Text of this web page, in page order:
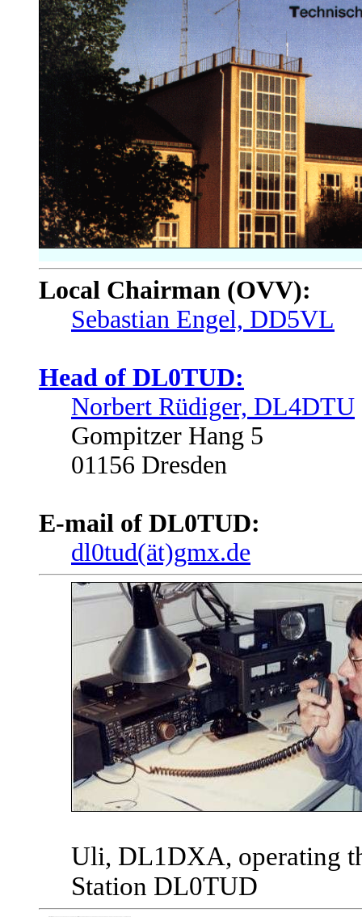
Local Chairman (OVV):
Sebastian Engel, DD5VL
Head of DL0TUD:
Norbert Rüdiger, DL4DTU
Gompitzer Hang 5
01156 Dresden
E-mail of DL0TUD:
dl0tud(ät)gmx.de
Uli, DL1DXA, operating
Station DL0TUD